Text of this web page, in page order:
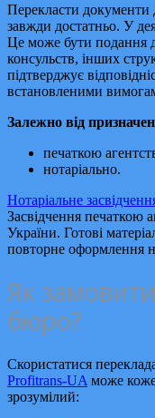
Перекласти документи
завжди достатньо. У
Це може бути подання
консульств, інших
підтверджує
встановленими
Залежно від
печаткою
нотаріально.
Нотаріальне
Засвідчення печаткою
України. Готові
повторне оформлення
Як
бюро?
Скористатися
Profitrans-UA може
зрозумілий: